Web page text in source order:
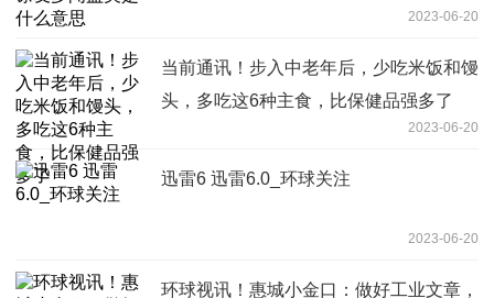
2023-06-20
当前通讯！步入中老年后，少吃米饭和馒
头，多吃这6种主食，比保健品强多了
2023-06-20
迅雷6 迅雷6.0_环球关注
2023-06-20
环球视讯！惠城小金口：做好工业文章，